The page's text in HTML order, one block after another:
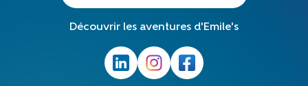
Découvrir les aventures d'Emile's